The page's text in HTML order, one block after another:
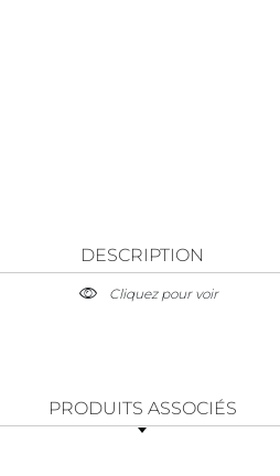
DESCRIPTION
Cliquez pour voir
PRODUITS ASSOCIÉS